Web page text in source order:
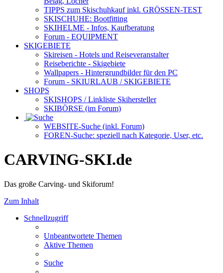
TIPPS zum Skischuhkaufinkl. GRÖSSEN-TEST
SKISCHUHE: Bootfitting
SKIHELME - Infos, Kaufberatung
Forum - EQUIPMENT
SKIGEBIETE
Skireisen - Hotels und Reiseveranstalter
Reiseberichte - Skigebiete
Wallpapers - Hintergrundbilder für den PC
Forum - SKIURLAUB / SKIGEBIETE
SHOPS
SKISHOPS / Linkliste Skihersteller
SKIBÖRSE (im Forum)
WEBSITE-Suche (inkl. Forum)
FOREN-Suche: speziell nach Kategorie, User, etc.
CARVING-SKI.de
Das große Carving- und Skiforum!
Zum Inhalt
Schnellzugriff
Unbeantwortete Themen
Aktive Themen
Suche